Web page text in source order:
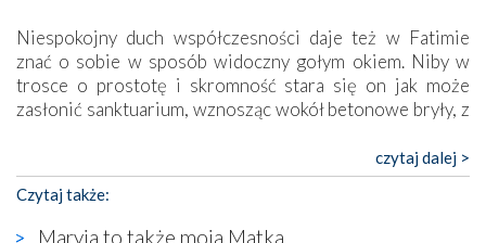
Niespokojny duch współczesności daje też w Fatimie
znać o sobie w sposób widoczny gołym okiem. Niby w
trosce o prostotę i skromność stara się on jak może
zasłonić sanktuarium, wznosząc wokół betonowe bryły, z
katolickiego kultu. Tylko co wspólnego z żywą,
autentyczną wiarą mogą mieć płaskie, szare bunkry albo
kaplice, w których Tabernakulum przypomina bardziej
skrzynkę na narzędzia? Albo co powiedzieć o ustawionym
czytaj dalej >
Czytaj także:
Maryja to także moja Matka